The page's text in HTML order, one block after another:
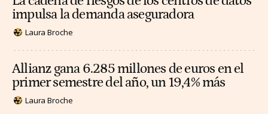
impulsa la demanda aseguradora
Laura Broche
Allianz gana 6.285 millones de euros en el
primer semestre del año, un 19,4% más
Laura Broche